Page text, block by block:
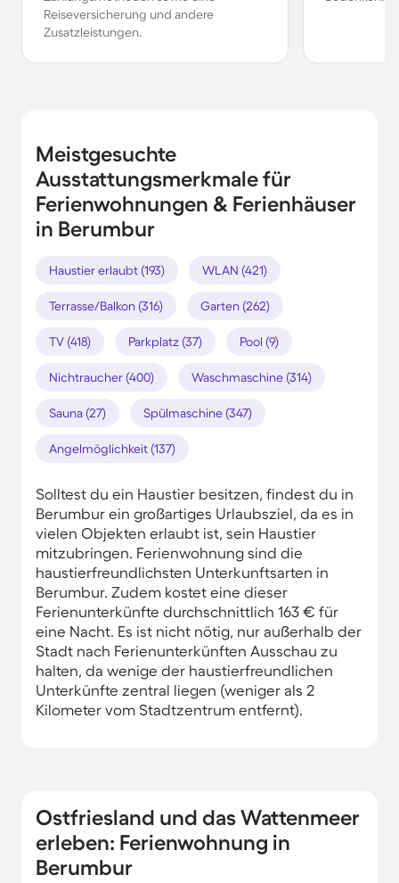
Reiseversicherung und andere
Zusatzleistungen.
Meistgesuchte
Ausstattungsmerkmale für
Ferienwohnungen & Ferienhäuser
in Berumbur
Haustier erlaubt (193) WLAN (421)
Terrasse/Balkon (316) Garten (262)
TV (418) Parkplatz (37) Pool (9)
Nichtraucher (400) Waschmaschine (314)
Sauna (27) Spülmaschine (347)
Angelmöglichkeit (137)
Solltest du ein Haustier besitzen, findest du in
Berumbur ein großartiges Urlaubsziel, da es in
vielen Objekten erlaubt ist, sein Haustier
mitzubringen. Ferienwohnung sind die
haustierfreundlichsten Unterkunftsarten in
Berumbur. Zudem kostet eine dieser
Ferienunterkünfte durchschnittlich 163 € für
eine Nacht. Es ist nicht nötig, nur außerhalb der
Stadt nach Ferienunterkünften Ausschau zu
halten, da wenige der haustierfreundlichen
Unterkünfte zentral liegen (weniger als 2
Kilometer vom Stadtzentrum entfernt).
Ostfriesland und das Wattenmeer
erleben: Ferienwohnung in
Berumbur